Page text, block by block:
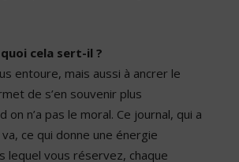
cela sert-il ?
entoure, mais aussi à ancrer le
de s’en souvenir plus
n’a pas le moral. Ce journal, qui a
ce qui donne une énergie
lequel vous réservez, chaque